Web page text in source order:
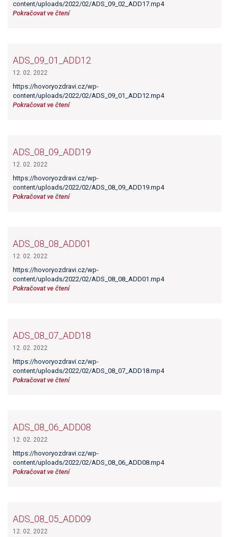
content/uploads/2022/02/ADS_09_02_ADD17.mp4
Pokračovat ve čtení
ADS_09_01_ADD12
12. 02. 2022
https://hovoryozdravi.cz/wp-
content/uploads/2022/02/ADS_09_01_ADD12.mp4
Pokračovat ve čtení
ADS_08_09_ADD19
12. 02. 2022
https://hovoryozdravi.cz/wp-
content/uploads/2022/02/ADS_08_09_ADD19.mp4
Pokračovat ve čtení
ADS_08_08_ADD01
12. 02. 2022
https://hovoryozdravi.cz/wp-
content/uploads/2022/02/ADS_08_08_ADD01.mp4
Pokračovat ve čtení
ADS_08_07_ADD18
12. 02. 2022
https://hovoryozdravi.cz/wp-
content/uploads/2022/02/ADS_08_07_ADD18.mp4
Pokračovat ve čtení
ADS_08_06_ADD08
12. 02. 2022
https://hovoryozdravi.cz/wp-
content/uploads/2022/02/ADS_08_06_ADD08.mp4
Pokračovat ve čtení
ADS_08_05_ADD09
12. 02. 2022